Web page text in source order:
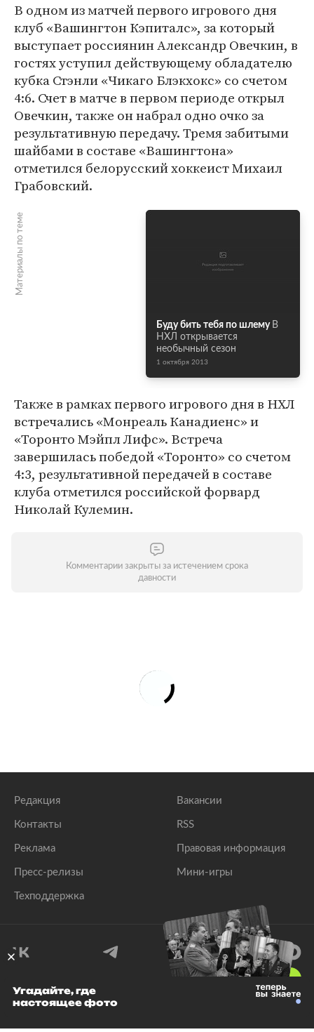
В одном из матчей первого игрового дня
клуб «Вашингтон Кэпиталс», за который
выступает россиянин Александр Овечкин, в
гостях уступил действующему обладателю
кубка Стэнли «Чикаго Блэкхокс» со счетом
4:6. Счет в матче в первом периоде открыл
Овечкин, также он набрал одно очко за
результативную передачу. Тремя забитыми
шайбами в составе «Вашингтона»
отметился белорусский хоккеист Михаил
Грабовский.
Материалы по теме
Буду бить тебя по шлему В
НХЛ открывается
необычный сезон
1 октября 2013
Также в рамках первого игрового дня в НХЛ
встречались «Монреаль Канадиенс» и
«Торонто Мэйпл Лифс». Встреча
завершилась победой «Торонто» со счетом
4:3, результативной передачей в составе
клуба отметился российской форвард
Николай Кулемин.
Комментарии закрыты за истечением срока
давности
Редакция
Контакты
Реклама
Пресс-релизы
Техподдержка
Вакансии
RSS
Правовая информация
Мини-игры
© 1999–2026 Все права защищены.
Угадайте, где
настоящее фото